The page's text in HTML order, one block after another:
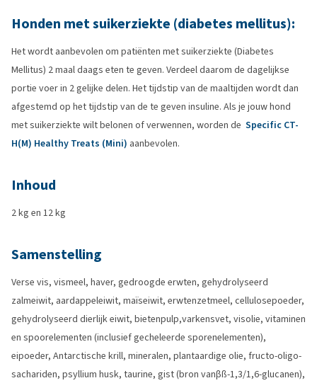
Honden met suikerziekte (diabetes mellitus):
Het wordt aanbevolen om patiënten met suikerziekte (Diabetes
Mellitus) 2 maal daags eten te geven. Verdeel daarom de dagelijkse
portie voer in 2 gelijke delen. Het tijdstip van de maaltijden wordt dan
afgestemd op het tijdstip van de te geven insuline. Als je jouw hond
met suikerziekte wilt belonen of verwennen, worden de Specific CT-
H(M) Healthy Treats (Mini) aanbevolen.
Inhoud
2 kg en 12 kg
Samenstelling
Verse vis, vismeel, haver, gedroogde erwten, gehydrolyseerd
zalmeiwit, aardappeleiwit, maïseiwit, erwtenzetmeel, cellulosepoeder,
gehydrolyseerd dierlijk eiwit, bietenpulp,varkensvet, visolie, vitaminen
en spoorelementen (inclusief gecheleerde sporenelementen),
eipoeder, Antarctische krill, mineralen, plantaardige olie, fructo-oligo-
sachariden, psyllium husk, taurine, gist (bron vanβß-1,3/1,6-glucanen),